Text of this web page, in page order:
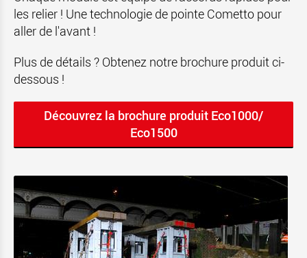
les relier ! Une technologie de pointe Cometto pour
aller de l'avant !
Plus de détails ? Obtenez notre brochure produit ci-
dessous !
Découvrez la brochure produit Eco1000/
Eco1500